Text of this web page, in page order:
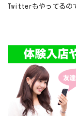
Twitterもやってるの